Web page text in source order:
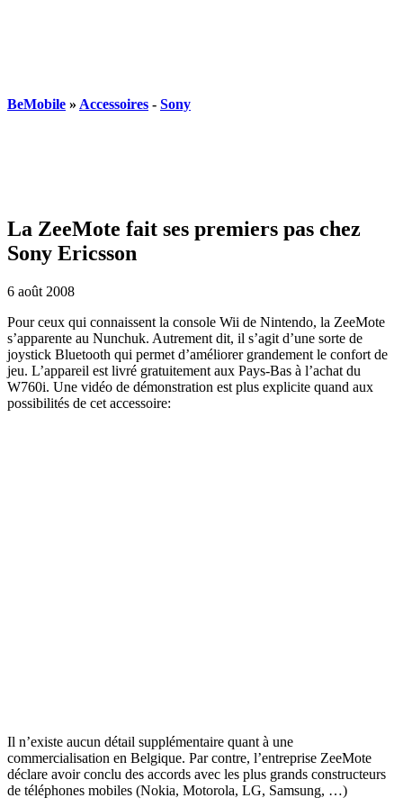
BeMobile » Accessoires - Sony
La ZeeMote fait ses premiers pas chez
Sony Ericsson
6 août 2008
Pour ceux qui connaissent la console Wii de Nintendo, la ZeeMote
s’apparente au Nunchuk. Autrement dit, il s’agit d’une sorte de
joystick Bluetooth qui permet d’améliorer grandement le confort de
jeu. L’appareil est livré gratuitement aux Pays-Bas à l’achat du
W760i. Une vidéo de démonstration est plus explicite quand aux
possibilités de cet accessoire:
Il n’existe aucun détail supplémentaire quant à une
commercialisation en Belgique. Par contre, l’entreprise ZeeMote
déclare avoir conclu des accords avec les plus grands constructeurs
de téléphones mobiles (Nokia, Motorola, LG, Samsung, …)